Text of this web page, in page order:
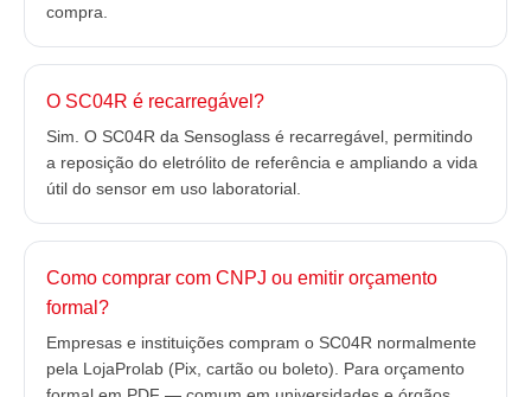
compra.
O SC04R é recarregável?
Sim. O SC04R da Sensoglass é recarregável, permitindo
a reposição do eletrólito de referência e ampliando a vida
útil do sensor em uso laboratorial.
Como comprar com CNPJ ou emitir orçamento
formal?
Empresas e instituições compram o SC04R normalmente
pela LojaProlab (Pix, cartão ou boleto). Para orçamento